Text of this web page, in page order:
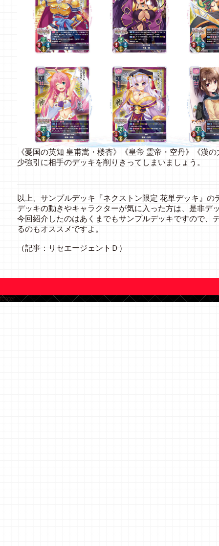
《憂国の英知 皇甫嵩・楼杏》《皇帝 霊帝・空丹》《漢
少強引に相手のデッキを削りきってしまいましょう。
以上、サンプルデッキ『ネクストン限定 花単デッキ』の
デッキの動きやキャラクターが気に入った方は、是非デ
今回紹介したのはあくまでもサンプルデッキですので、
るのもオススメですよ。
（記事：リセエージェントＤ）
footer